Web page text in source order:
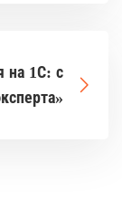
на 1С: с